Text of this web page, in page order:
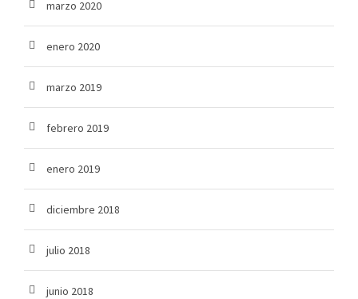
marzo 2020
enero 2020
marzo 2019
febrero 2019
enero 2019
diciembre 2018
julio 2018
junio 2018